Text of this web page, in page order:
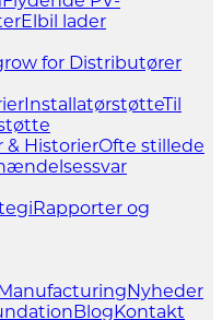
Elbil lader
for Distributører
InstallatørstøtteTil
& HistorierOfte stillede
Rapporter og
Nyheder
BlogKontakt